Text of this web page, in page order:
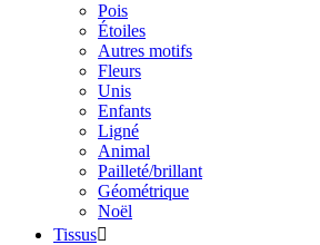
Pois
Étoiles
Autres motifs
Fleurs
Unis
Enfants
Ligné
Animal
Pailleté/brillant
Géométrique
Noël
Tissus